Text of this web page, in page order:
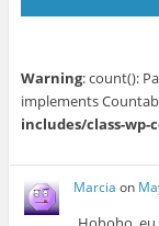
Warning: count():
implements
includes/class-
Marcia on